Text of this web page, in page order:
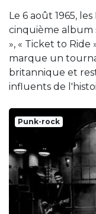
Le 6 août 1965,
cinquième album
», « Ticket to Ride
marque un
britannique et
influents de
Punk-rock